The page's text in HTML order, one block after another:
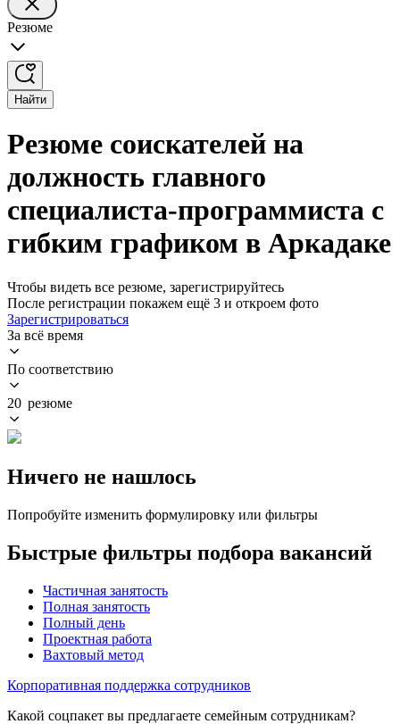
Резюме
Найти
Резюме соискателей на
должность главного
специалиста-программиста с
гибким графиком в Аркадаке
Чтобы видеть все резюме, зарегистрируйтесь
После регистрации покажем ещё 3 и откроем фото
Зарегистрироваться
За всё время
По соответствию
20 резюме
Ничего не нашлось
Попробуйте изменить формулировку или фильтры
Быстрые фильтры подбора вакансий
Частичная занятость
Полная занятость
Полный день
Проектная работа
Вахтовый метод
Корпоративная поддержка сотрудников
Какой соцпакет вы предлагаете семейным сотрудникам?